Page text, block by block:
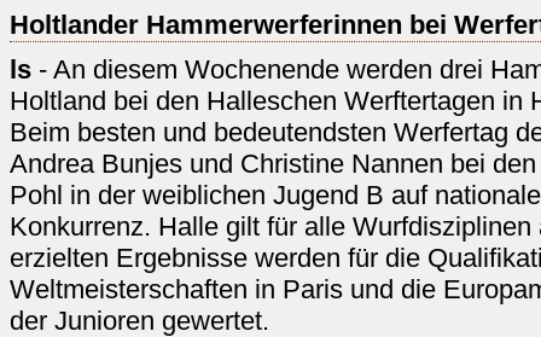
Holtlander Hammerwerferinnen bei
ls - An diesem Wochenende werden drei
Holtland bei den Halleschen Werftertagen in
Beim besten und bedeutendsten Werfertag
Andrea Bunjes und Christine Nannen bei
Pohl in der weiblichen Jugend B auf
Konkurrenz. Halle gilt für alle
erzielten Ergebnisse werden für die
Weltmeisterschaften in Paris und die
der Junioren gewertet.